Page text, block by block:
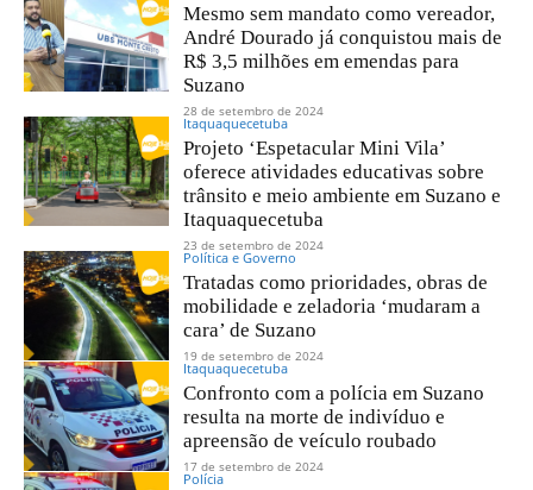
Mesmo sem mandato como vereador,
André Dourado já conquistou mais de
R$ 3,5 milhões em emendas para
Suzano
28 de setembro de 2024
Itaquaquecetuba
Projeto ‘Espetacular Mini Vila’
oferece atividades educativas sobre
trânsito e meio ambiente em Suzano e
Itaquaquecetuba
23 de setembro de 2024
Política e Governo
Tratadas como prioridades, obras de
mobilidade e zeladoria ‘mudaram a
cara’ de Suzano
19 de setembro de 2024
Itaquaquecetuba
Confronto com a polícia em Suzano
resulta na morte de indivíduo e
apreensão de veículo roubado
17 de setembro de 2024
Polícia